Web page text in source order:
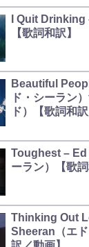
I Quit Drinking
【歌詞和訳】
Beautiful
ド・シーラン
ド）【歌詞和訳
Toughest – Ed
ーラン）【歌詞
Thinking Out
Sheeran（エ